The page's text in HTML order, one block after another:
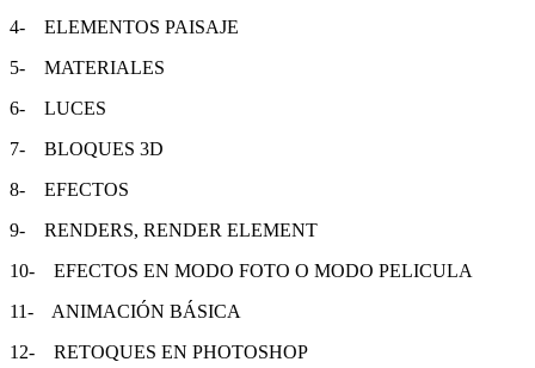
4- ELEMENTOS PAISAJE
5- MATERIALES
6- LUCES
7- BLOQUES 3D
8- EFECTOS
9- RENDERS, RENDER ELEMENT
10- EFECTOS EN MODO FOTO O MODO PELICULA
11- ANIMACIÓN BÁSICA
12- RETOQUES EN PHOTOSHOP